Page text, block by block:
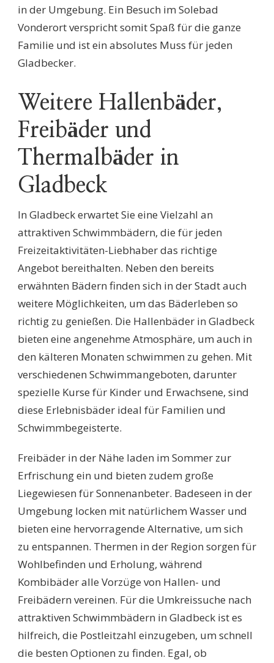
in der Umgebung. Ein Besuch im Solebad
Vonderort verspricht somit Spaß für die ganze
Familie und ist ein absolutes Muss für jeden
Gladbecker.
Weitere Hallenbäder,
Freibäder und
Thermalbäder in
Gladbeck
In Gladbeck erwartet Sie eine Vielzahl an
attraktiven Schwimmbädern, die für jeden
Freizeitaktivitäten-Liebhaber das richtige
Angebot bereithalten. Neben den bereits
erwähnten Bädern finden sich in der Stadt auch
weitere Möglichkeiten, um das Bäderleben so
richtig zu genießen. Die Hallenbäder in Gladbeck
bieten eine angenehme Atmosphäre, um auch in
den kälteren Monaten schwimmen zu gehen. Mit
verschiedenen Schwimmangeboten, darunter
spezielle Kurse für Kinder und Erwachsene, sind
diese Erlebnisbäder ideal für Familien und
Schwimmbegeisterte.
Freibäder in der Nähe laden im Sommer zur
Erfrischung ein und bieten zudem große
Liegewiesen für Sonnenanbeter. Badeseen in der
Umgebung locken mit natürlichem Wasser und
bieten eine hervorragende Alternative, um sich
zu entspannen. Thermen in der Region sorgen für
Wohlbefinden und Erholung, während
Kombibäder alle Vorzüge von Hallen- und
Freibädern vereinen. Für die Umkreissuche nach
attraktiven Schwimmbädern in Gladbeck ist es
hilfreich, die Postleitzahl einzugeben, um schnell
die besten Optionen zu finden. Egal, ob